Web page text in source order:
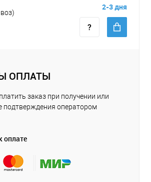
2-3 дня
ОПЛАТЫ
заказ при получении или
подтверждения оператором
оплате